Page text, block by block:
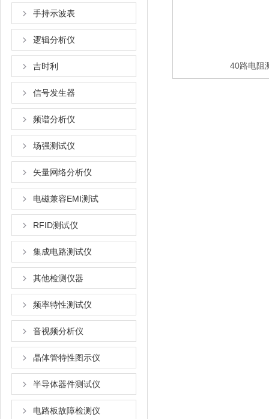
手持示波表
逻辑分析仪
吉时利
信号发生器
频谱分析仪
场强测试仪
矢量网络分析仪
电磁兼容EMI测试
RFID测试仪
集成电路测试仪
其他检测仪器
频率特性测试仪
音视频分析仪
晶体管特性图示仪
半导体器件测试仪
电路板故障检测仪
40路电阻